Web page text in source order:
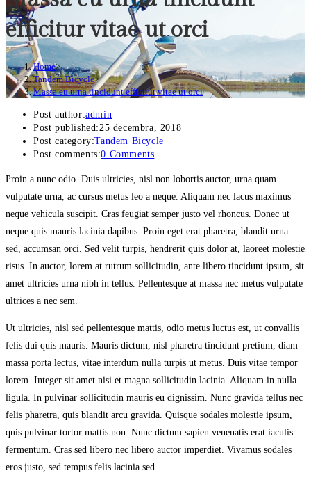
efficitur vitae ut orci
Home>
Tandem Bicycle>
Massa eu urna tincidunt efficitur vitae ut orci
Post author:admin
Post published: 25 decembra, 2018
Post category:Tandem Bicycle
Post comments:0 Comments
Proin a nunc odio. Duis ultricies, nisl non lobortis auctor, urna quam
vulputate urna, ac cursus metus leo a neque. Aliquam nec lacus maximus
neque vehicula suscipit. Cras feugiat semper justo vel rhoncus. Donec ut
neque quis mauris lacinia dapibus. Proin eget erat pharetra, blandit urna
sed, accumsan orci. Sed velit turpis, hendrerit quis dolor at, laoreet molestie
risus. In auctor, lorem at rutrum sollicitudin, ante libero tincidunt ipsum, sit
amet ultricies urna nibh in tellus. Pellentesque at massa nec metus vulputate
ultrices a nec sem.
Ut ultricies, nisl sed pellentesque mattis, odio metus luctus est, ut convallis
felis dui quis mauris. Mauris dictum, nisl pharetra tincidunt pretium, diam
massa porta lectus, vitae interdum nulla turpis ut metus. Duis vitae tempor
lorem. Integer sit amet nisi et magna sollicitudin lacinia. Aliquam in nulla
ligula. In pulvinar sollicitudin mauris eu dignissim. Nunc gravida tellus nec
felis pharetra, quis blandit arcu gravida. Quisque sodales molestie ipsum,
quis pulvinar tortor mattis non. Nunc dictum sapien venenatis erat iaculis
fermentum. Cras sed libero nec libero auctor imperdiet. Vivamus sodales
eros justo, sed tempus felis lacinia sed.